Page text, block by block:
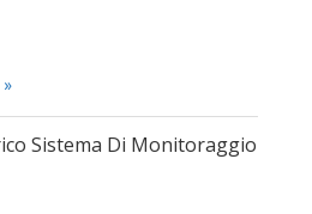
Sistema Di Monitoraggio